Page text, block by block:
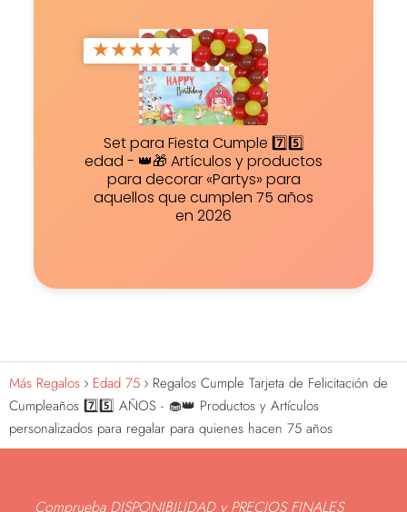
★★★★★
Set para Fiesta Cumple 7️⃣5️⃣
edad - 👑🎁 Artículos y productos
para decorar «Partys» para
aquellos que cumplen 75 años
en 2026
Más Regalos Edad 75
Regalos Cumple Tarjeta de Felicitación de
Cumpleaños 7️⃣5️⃣ AÑOS - 🧁👑 Productos y Artículos
personalizados para regalar para quienes hacen 75 años
Comprueba DISPONIBILIDAD y PRECIOS FINALES